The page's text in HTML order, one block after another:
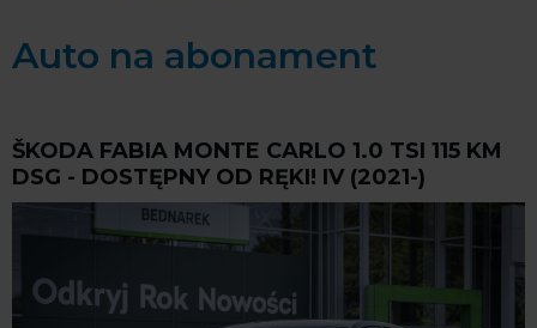
Auto na abonament
ŠKODA FABIA MONTE CARLO 1.0 TSI 115 KM
DSG - DOSTĘPNY OD RĘKI! IV (2021-)